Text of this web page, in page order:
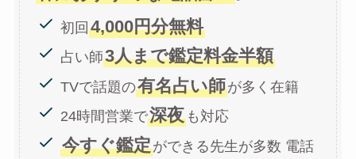
初回4,000円分無料
占い師3人まで鑑定料金半額
TVで話題の有名占い師が多く在籍
24時間営業で深夜 も対応
今すぐ鑑定ができる先生が多数 電話